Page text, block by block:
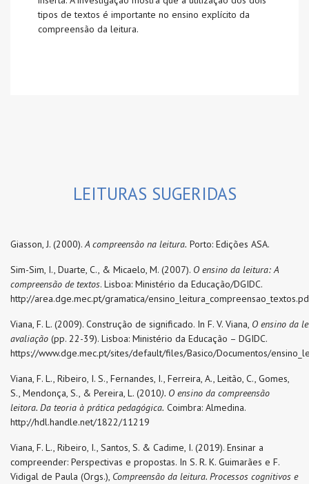
tipos de textos é importante no ensino explícito da
compreensão da leitura.
LEITURAS SUGERIDAS
Giasson, J. (2000).A compreensão na leitura. Porto: Edições ASA.
Sim-Sim, I., Duarte, C., & Micaelo, M. (2007). O ensino da leitura: A
compreensão de textos. Lisboa: Ministério da Educação/DGIDC.
http://area.dge.mec.pt/gramatica/
Viana, F. L. (2009). Construção de significado. In F. V. Viana, O ensino da
avaliação (pp. 22-39). Lisboa: Ministério da Educação – DGIDC.
https://www.dge.mec.pt/sites/default/files/Basico/Documentos/
Viana, F. L., Ribeiro, I. S., Fernandes, I., Ferreira, A., Leitão, C., Gomes,
S., Mendonça, S., & Pereira, L. (2010). O ensino da compreensão
leitora. Da teoria à prática pedagógica. Coimbra: Almedina.
http://hdl.handle.net/1822/11219
Viana, F. L., Ribeiro, I., Santos, S. & Cadime, I. (2019). Ensinar a
compreender: Perspectivas e propostas. In S. R. K. Guimarães e F.
Vidigal de Paula (Orgs.), Compreensão da leitura. Processos cognitivos e